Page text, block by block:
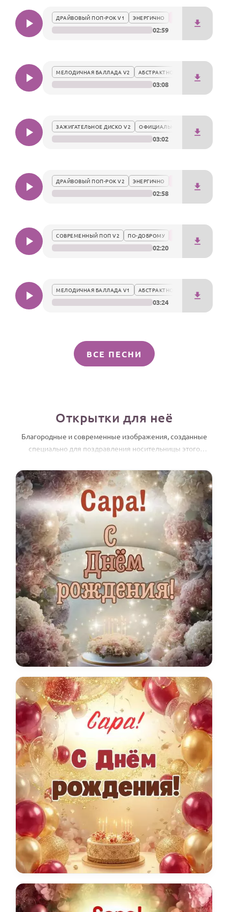
ДРАЙВОВЫЙ ПОП-РОК V1 ЭНЕРГИЧНО
02:59
МЕЛОДИЧНАЯ БАЛЛАДА V2 АБСТРАКТНО
03:08
ЗАЖИГАТЕЛЬНОЕ ДИСКО V2 ОФИЦИАЛЬНО
03:02
ДРАЙВОВЫЙ ПОП-РОК V2 ЭНЕРГИЧНО
02:58
СОВРЕМЕННЫЙ ПОП V2 ПО-ДОБРОМУ
02:20
МЕЛОДИЧНАЯ БАЛЛАДА V1 АБСТРАКТНО
03:24
ВСЕ ПЕСНИ
Открытки для неё
Благородные и современные изображения, созданные
специально для поздравления носительницы этого